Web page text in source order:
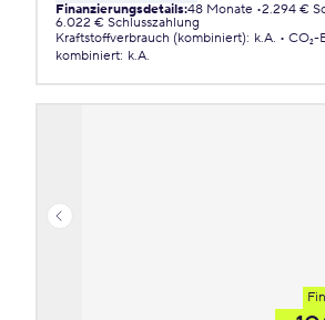
Finanzierungsdetails:48 Monate 2.294 €
6.022 € Schlusszahlung
Kraftstoffverbrauch (kombiniert): k.A.
CO₂-
kombiniert: k.A.